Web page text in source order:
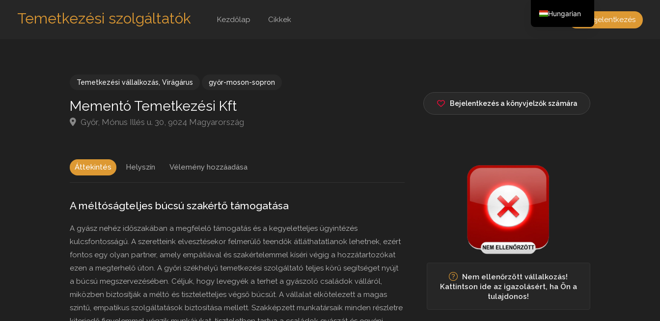
Temetkezési szolgáltatók Kezdőlap Cikkek Bejelentkezés
Temetkezési vállalkozás, Virágárus győr-moson-sopron
Mementó Temetkezési Kft
Győr, Mónus Illés u. 30, 9024 Magyarország
Bejelentkezés a könyvjelzők számára
Áttekintés Helyszín Vélemény hozzáadása
A méltóságteljes búcsú szakértő támogatása
A gyász nehéz időszakában a megfelelő támogatás és a kegyeletteljes ügyintézés
kulcsfontosságú. A szeretteink elvesztésekor felmerülő teendők átláthatatlanok lehetnek, ezért
fontos egy olyan partner, amely empátiával és szakértelemmel kíséri végig a hozzátartozókat
ezen a megterhelő úton. A győri székhelyű temetkezési szolgáltató teljes körű segítséget nyújt
a búcsú megszervezésében. Céljuk, hogy levegyék a terhet a gyászoló családok válláról,
miközben biztosítják a méltó és tiszteletteljes végső búcsút. A vállalat elkötelezett a magas
szintű, empatikus szolgáltatások biztosítása mellett. Szakképzett munkatársaik minden részletre
Nem ellenőrzött vállalkozás!
Kattintson ide az igazolásért, ha Ön a
tulajdonos!
Hungarian
English
French